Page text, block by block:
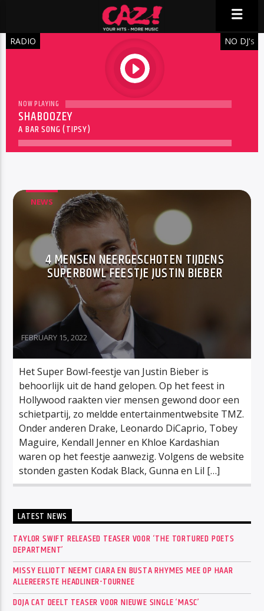
RADIO
play
NO DJ'S
NOW PLAYING
SHABOOZEY
A BAR SONG (TIPSY)
NEWS
4 MENSEN NEERGESCHOTEN TIJDENS
SUPERBOWL FEESTJE JUSTIN BIEBER
FEBRUARY 15, 2022
Het Super Bowl-feestje van Justin Bieber is
behoorlijk uit de hand gelopen. Op het feest in
Hollywood raakten vier mensen gewond door een
schietpartij, zo meldde entertainmentwebsite TMZ.
Onder anderen Drake, Leonardo DiCaprio, Tobey
Maguire, Kendall Jenner en Khloe Kardashian
waren op het feestje aanwezig. Volgens de website
stonden gasten Kodak Black, Gunna en Lil […]
LATEST NEWS
TAYLOR SWIFT RELEASED TEASER VOOR ‘THE TORTURED POETS
DEPARTMENT’
MISSY ELLIOTT NEEMT CIARA EN BUSTA RHYMES MEE OP HAAR
ALLEREERSTE HEADLINER-TOURNEE
DOJA CAT DEELT TEASER VOOR NIEUWE SINGLE ‘MASC’